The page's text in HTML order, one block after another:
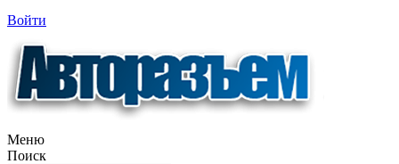
Войти
Меню
Поиск